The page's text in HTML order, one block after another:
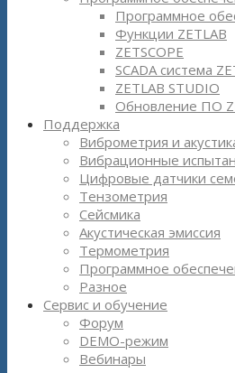
Программное
Функции ZETLAB
ZETSCOPE
SCADA система
ZETLAB STUDIO
Обновление ПО
Поддержка
Виброметрия и
Вибрационные
Цифровые датчики
Тензометрия
Сейсмика
Акустическая эмиссия
Термометрия
Программное
Разное
Сервис и обучение
Форум
DEMO-режим
Вебинары